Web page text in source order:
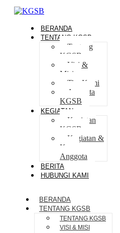
BERANDA
TENTANG KGSB
Tentang
KGSB
Visi &
Misi
Tim Kami
Anggota
KGSB
KEGIATAN
Kegiatan
KGSB
Kegiatan &
Karya
Anggota
BERITA
HUBUNGI KAMI
BERANDA
TENTANG KGSB
TENTANG KGSB
VISI & MISI